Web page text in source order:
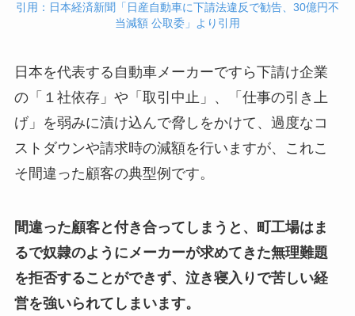
引用：日本経済新聞「日産自動車に下請法違反で勧告、30億円不
当減額 公取委」より引用
日本を代表する自動車メーカーですら下請け企業
の「１社依存」や「取引中止」、「仕事の引き上
げ」を弱みに漬け込んで脅しをかけて、過度なコ
ストダウンや請求時の減額を行いますが、これこ
そ間違った顧客の典型例です。
間違った顧客と付き合ってしまうと、町工場はま
るで奴隷のようにメーカーが求めてきた無理難題
を拒否することができず、泣き寝入りで苦しい経
営を強いられてしまいます。